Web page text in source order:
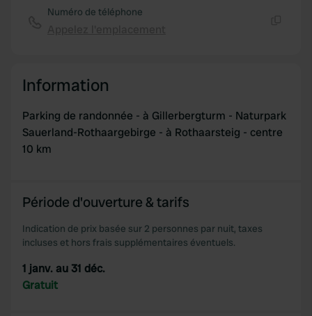
provide social media features and to analyse our traffic.
provided to them or that they’ve collected from your use
Numéro de téléphone
Information
Parking de randonnée - à Gillerbergturm - Naturpark
Sauerland-Rothaargebirge - à Rothaarsteig - centre
10 km
Période d'ouverture & tarifs
Indication de prix basée sur 2 personnes par nuit, taxes
incluses et hors frais supplémentaires éventuels.
1 janv. au 31 déc.
Gratuit